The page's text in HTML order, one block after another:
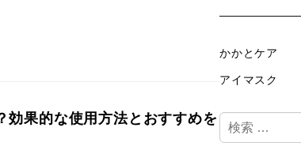
効果的な使用方法とおすすめを
かかとケア
アイマスク
検
索